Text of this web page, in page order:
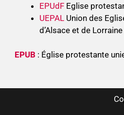
EPUdF Eglise
UEPAL Union des
d’Alsace et de Lorraine
EPUB : Église protestante